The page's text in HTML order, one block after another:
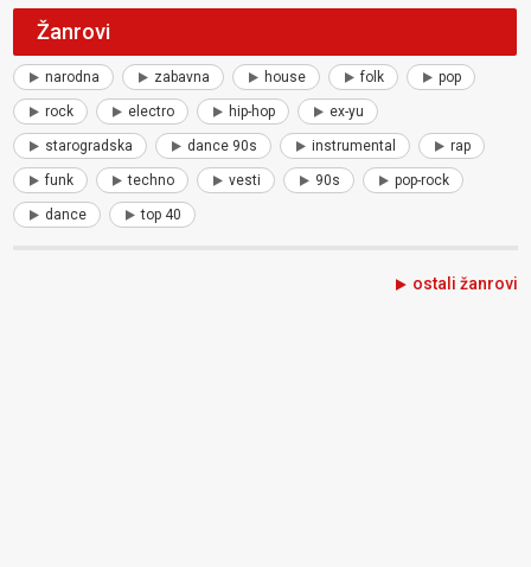
Žanrovi
narodna zabavna house folk pop
rock electro hip-hop ex-yu
starogradska dance 90s instrumental rap
funk techno vesti 90s pop-rock
dance top 40
ostali žanrovi